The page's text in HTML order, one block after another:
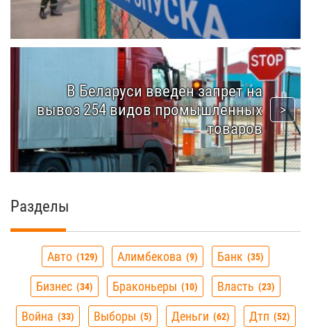
В Беларуси введен запрет на
вывоз 254 видов промышленных
товаров
Разделы
Авто 129 Алимбекова 9 Банк 35
Бизнес 34 Браконьеры 10 Власть 23
Война 33 Выборы 5 Деньги 62 Дтп 52